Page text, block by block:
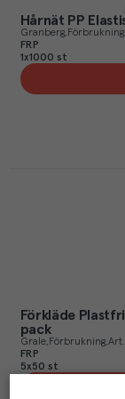
Granberg Förbrukning
FRP
1x1000 st
Förkläde Plastfritt
pack
Grale Förbrukning
FRP
5x50 st